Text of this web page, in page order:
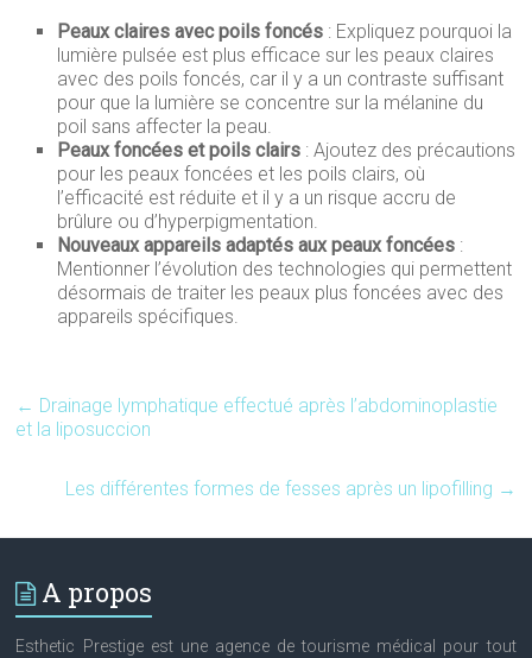
Peaux claires avec poils foncés : Expliquez pourquoi la
lumière pulsée est plus efficace sur les peaux claires
avec des poils foncés, car il y a un contraste suffisant
pour que la lumière se concentre sur la mélanine du
poil sans affecter la peau.
Peaux foncées et poils clairs : Ajoutez des précautions
pour les peaux foncées et les poils clairs, où
l’efficacité est réduite et il y a un risque accru de
brûlure ou d’hyperpigmentation.
Nouveaux appareils adaptés aux peaux foncées :
Mentionner l’évolution des technologies qui permettent
désormais de traiter les peaux plus foncées avec des
appareils spécifiques.
← Drainage lymphatique effectué après l’abdominoplastie
et la liposuccion
Les différentes formes de fesses après un lipofilling →
A propos
Esthetic Prestige est une agence de tourisme médical pour tout